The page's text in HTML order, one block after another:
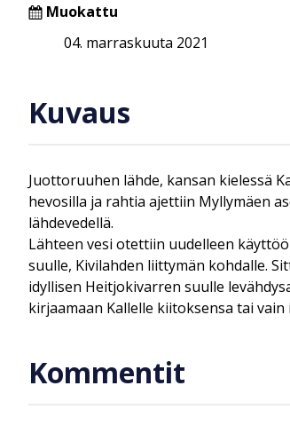
Muokattu
04. marraskuuta 2021
Kuvaus
Juottoruuhen lähde, kansan kielessä
hevosilla ja rahtia ajettiin Myllymäen
lähdevedellä.
Lähteen vesi otettiin uudelleen
suulle, Kivilahden liittymän kohdalle.
idyllisen Heitjokivarren suulle
kirjaamaan Kallelle kiitoksensa tai
Kommentit